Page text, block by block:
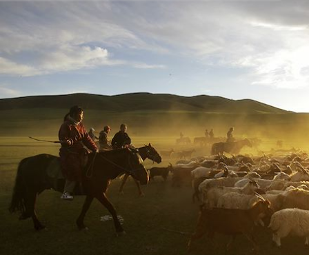
Vous pourrez goûter à la plénitude des vastes horizons, à
peine troublés par le galop des chevaux. Les fiers cavaliers
mongols vous réserveront un accueil dignes de la tradition
d'hospitalité de ce peuple nomade. De belles nuits sous la
yourte, sous le ciel étoilé, vous attendent.
Lors de nostreks en Mongolie, vous pourrez admirer
pureté du désert de Gobi et des montagnes du Khangaï,
ressentir la sérénité des collines surmontées de symbole
bouddhistes ou chamaniques,vous évader les yeux fixés sur
le ciel toujours bleu. Vous pourrez également découvrir
et ses innombrables lacs et reliefs montagneux,
rencontrer les populations nomades qui habitent les
Randonnée
Traîneau à chiens
Budget
De 2 000 à 3 000 € Plus de 3 000 €